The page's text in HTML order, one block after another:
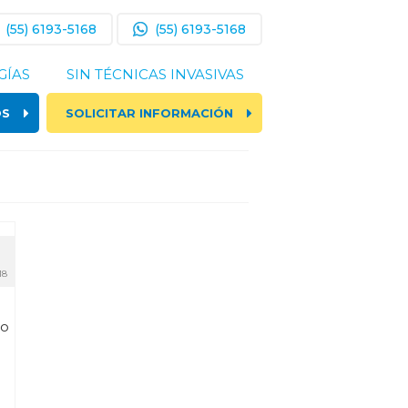
(55) 6193-5168
(55) 6193-5168
SIN TÉCNICAS INVASIVAS
SOLICITAR INFORMACIÓN